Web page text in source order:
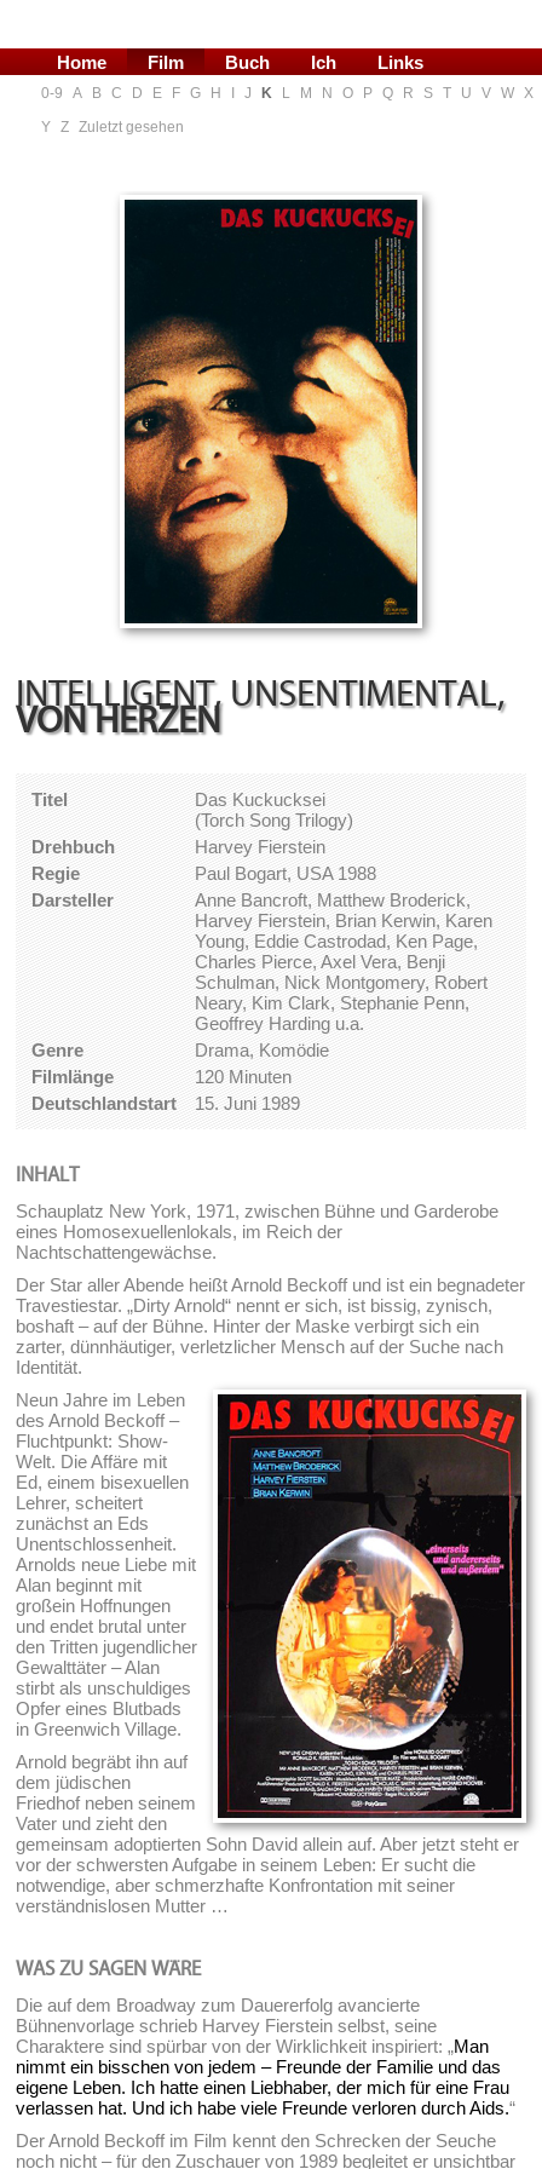
Home Film Buch Ich Links
0-9 A B C D E F G H J K L M N O P Q R S T U V W X
Y Z Zuletzt gesehen
INTELLIGENT, UNSENTIMENTAL,
VON HERZEN
Titel
Das Kuckucksei
(Torch Song Trilogy)
Drehbuch
Harvey Fierstein
Regie
Paul Bogart, USA 1988
Darsteller
Anne Bancroft, Matthew Broderick,
Harvey Fierstein, Brian Kerwin, Karen
Young, Eddie Castrodad, Ken Page,
Charles Pierce, Axel Vera, Benji
Schulman, Nick Montgomery, Robert
Neary, Kim Clark, Stephanie Penn,
Geoffrey Harding u.a.
Genre
Drama, Komödie
Filmlänge
120 Minuten
Deutschlandstart
15. Juni 1989
INHALT
Schauplatz New York, 1971, zwischen Bühne und Garderobe
eines Homosexuellenlokals, im Reich der
Nachtschattengewächse.
Der Star aller Abende heißt Arnold Beckoff und ist ein begnadeter
Travestiestar. „Dirty Arnold“ nennt er sich, ist bissig, zynisch,
boshaft – auf der Bühne. Hinter der Maske verbirgt sich ein
zarter, dünnhäutiger, verletzlicher Mensch auf der Suche nach
Identität.
Neun Jahre im Leben
des Arnold Beckoff –
Fluchtpunkt: Show-
Welt. Die Affäre mit
Ed, einem bisexuellen
Lehrer, scheitert
zunächst an Eds
Unentschlossenheit.
Arnolds neue Liebe mit
Alan beginnt mit
großein Hoffnungen
und endet brutal unter
den Tritten jugendlicher
Gewalttäter – Alan
stirbt als unschuldiges
Opfer eines Blutbads
in Greenwich Village.
Arnold begräbt ihn auf
dem jüdischen
Friedhof neben seinem
Vater und zieht den
gemeinsam adoptierten Sohn David allein auf. Aber jetzt steht er
vor der schwersten Aufgabe in seinem Leben: Er sucht die
notwendige, aber schmerzhafte Konfrontation mit seiner
verständnislosen Mutter …
WAS ZU SAGEN WÄRE
Die auf dem Broadway zum Dauererfolg avancierte
Bühnenvorlage schrieb Harvey Fierstein selbst, seine
Charaktere sind spürbar von der Wirklichkeit inspiriert: „Man
nimmt ein bisschen von jedem – Freunde der Familie und das
eigene Leben. Ich hatte einen Liebhaber, der mich für eine Frau
verlassen hat. Und ich habe viele Freunde verloren durch Aids.“
Der Arnold Beckoff im Film kennt den Schrecken der Seuche
noch nicht – für den Zuschauer von 1989 begleitet er unsichtbar